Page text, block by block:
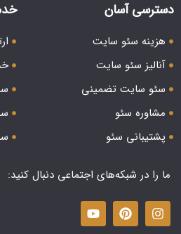
دسترسی آسان
هزینه سئو سایت
آنالیز سئو سایت
سئو سایت تضمینی
مشاوره سئو
پشتیبانی سئو
ما را در شبکه‌های اجتماعی دنبال کنید: